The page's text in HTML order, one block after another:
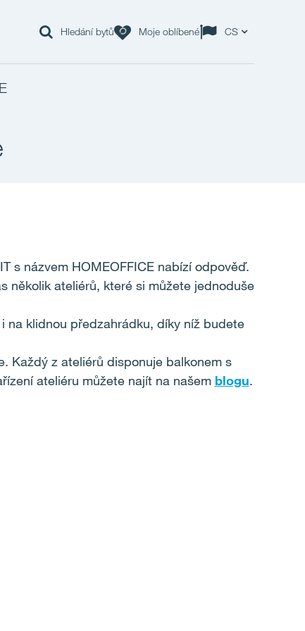
Hledání bytů Moje oblíbené CS
s názvem HOMEOFFICE nabízí odpověď.
několik ateliérů, které si můžete jednoduše
na klidnou předzahrádku, díky níž budete
Každý z ateliérů disponuje balkonem s
ateliéru můžete najít na našem blogu.